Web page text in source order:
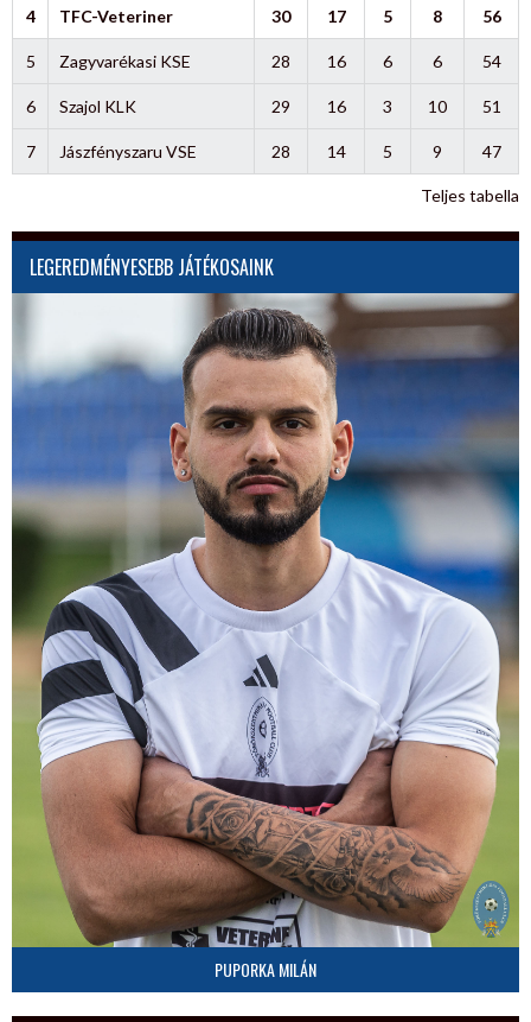
4 TFC-Veteriner 30 17 5 8 56
5 Zagyvarékasi KSE 28 16 6 6 54
6 Szajol KLK 29 16 3 10 51
7 Jászfényszaru VSE 28 14 5 9 47
Teljes tabella
LEGEREDMÉNYESEBB JÁTÉKOSAINK
PUPORKA MILÁN